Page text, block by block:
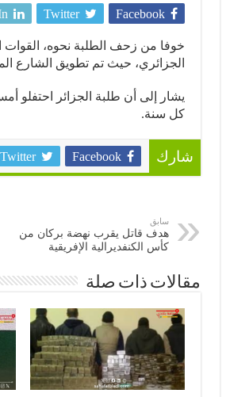
Facebook
Twitter
خوفا من زحف الطلبة نحوه، القوات
الجزائري، حيث تم تطويق الشارع
كل سنة.
شارك Facebook
Twitter
سابق
هدف قاتل يقرب نهضة بركان من
كأس الكنفديرالية الإفريقية
مقالات ذات صلة